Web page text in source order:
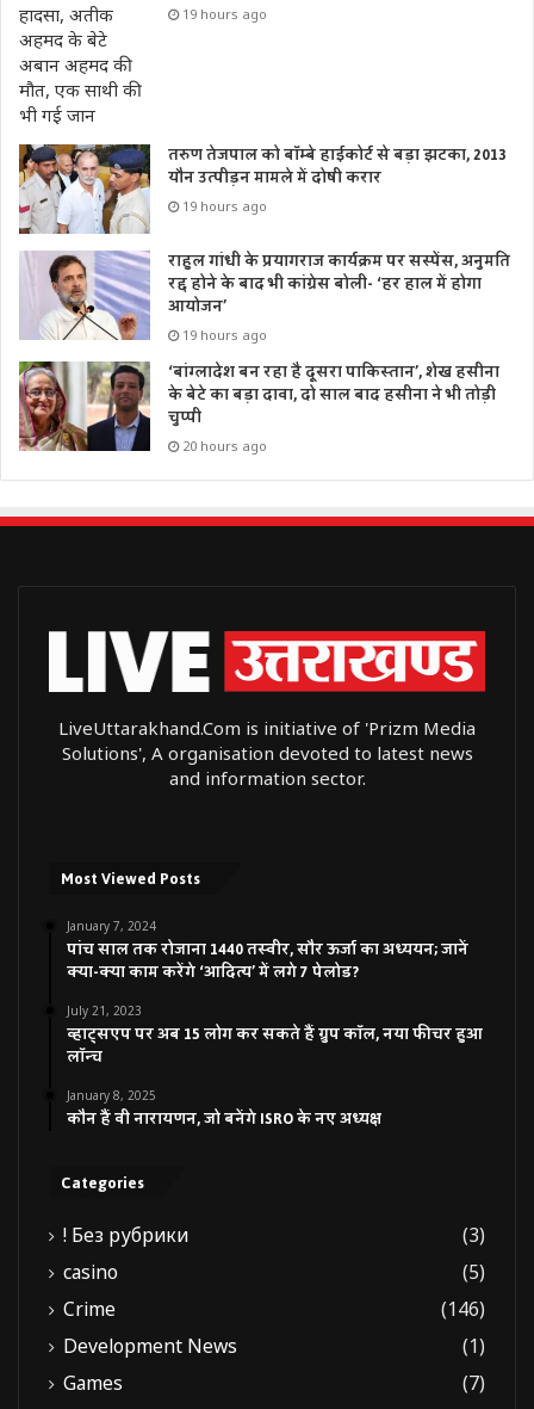
19 hours ago
तरुण तेजपाल को बॉम्बे हाईकोर्ट से बड़ा झटका, 2013
यौन उत्पीड़न मामले में दोषी करार
19 hours ago
राहुल गांधी के प्रयागराज कार्यक्रम पर सस्पेंस, अनुमति
रद्द होने के बाद भी कांग्रेस बोली- ‘हर हाल में होगा
आयोजन’
19 hours ago
‘बांग्लादेश बन रहा है दूसरा पाकिस्तान’, शेख हसीना
के बेटे का बड़ा दावा, दो साल बाद हसीना ने भी तोड़ी
चुप्पी
20 hours ago
LiveUttarakhand.Com is initiative of 'Prizm Media
Solutions', A organisation devoted to latest news
and information sector.
Most Viewed Posts
January 7, 2024
पांच साल तक रोजाना 1440 तस्वीर, सौर ऊर्जा का अध्ययन; जानें
क्या-क्या काम करेंगे ‘आदित्य’ में लगे 7 पेलोड?
July 21, 2023
व्हाट्सएप पर अब 15 लोग कर सकते हैं ग्रुप कॉल, नया फीचर हुआ
लॉन्च
January 8, 2025
कौन हैं वी नारायणन, जो बनेंगे ISRO के नए अध्यक्ष
Categories
! Без рубрики
(3)
casino
(5)
Crime
(146)
Development News
(1)
Games
(7)